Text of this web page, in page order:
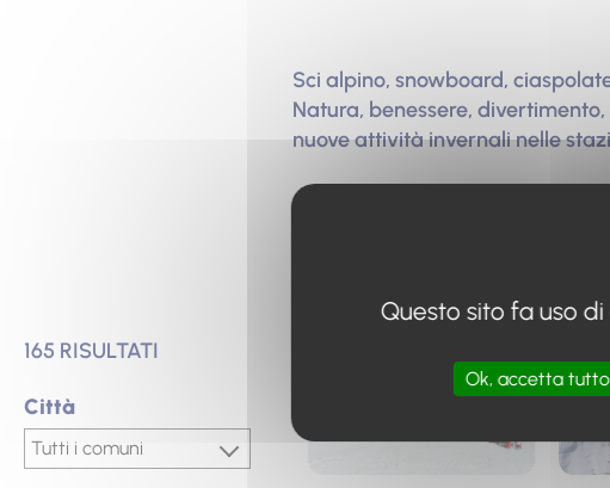
Sci alpino, snowboard,
Natura, benessere,
nuove attività invernali nelle
I nostri
165 RISULTATI
Città
Città
Città
Questo sito fa uso
Ok, accetta tutto